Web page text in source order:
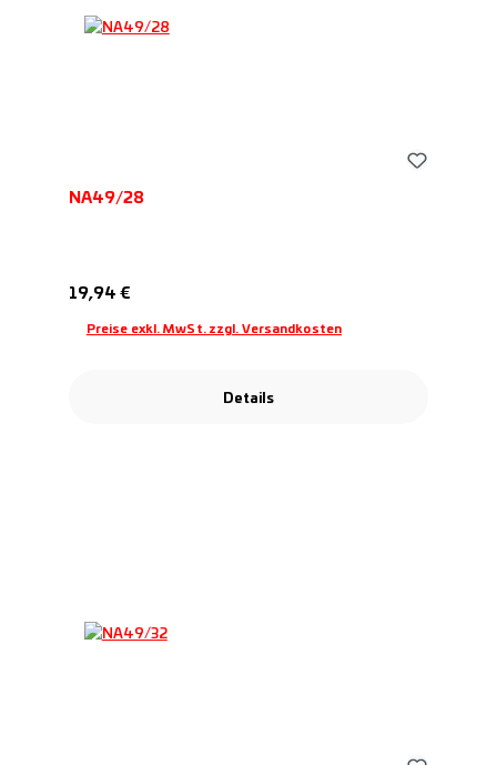
NA49/28
Regulärer Preis:
19,94 €
Preise exkl. MwSt. zzgl. Versandkosten
Details